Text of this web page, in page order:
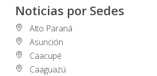
Noticias por Sedes
Alto Paraná
Asunción
Caacupé
Caaguazú